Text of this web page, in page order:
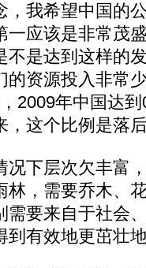
我希望中国的
一应该是非常茂
不是达到这样的
的资源投入非常
2009年中国达
，这个比例是落
下层次欠丰富
林，需要乔木、
需要来自于社会
到有效地更茁壮